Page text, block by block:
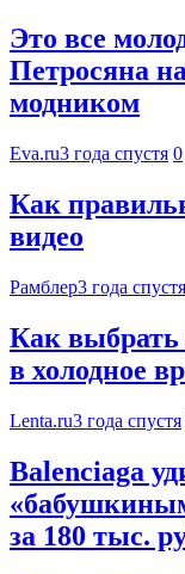
Это все
Петросяна
модником
Eva.ru3 года спустя 0
Как
видео
Рамблер3 года спустя
Как
в холодное
Lenta.ru3 года спустя
Balenciaga
за 180 тыс.